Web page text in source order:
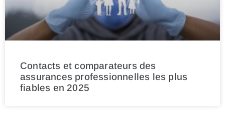
Contacts et comparateurs des
assurances professionnelles les plus
fiables en 2025